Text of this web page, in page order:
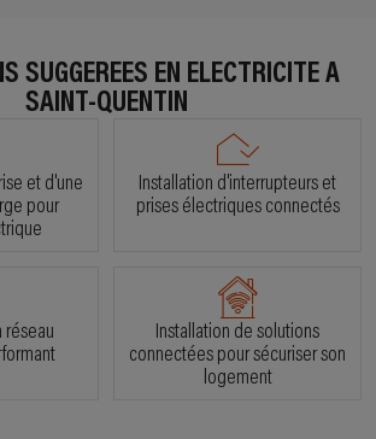
Guise
FRANCK BORDEREAUX
75 rue pasteur, 02300 CHAUNY
En savoir plus
02300
14 rue de la batellerie, 02300
En savoir plus
SUGGÉRÉES EN ÉLECTRICITÉ À
SAINT-QUENTIN
et d'une
pour
Installation d'interrupteurs et
prises électriques connectés
réseau
Installation de solutions
connectées pour sécuriser son
logement